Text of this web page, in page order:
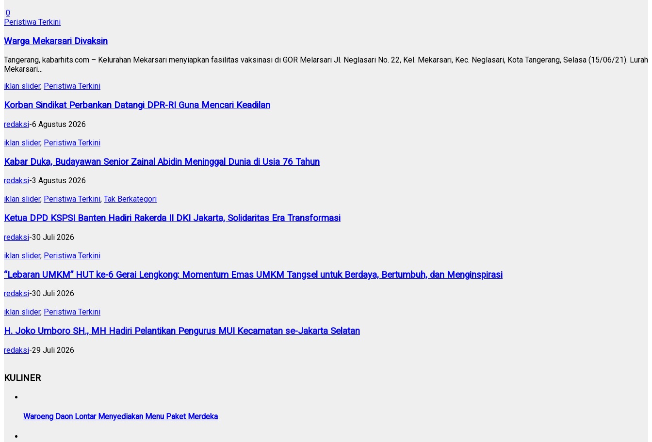
0
Peristiwa Terkini
Warga Mekarsari Divaksin
Tangerang, kabarhits.com – Kelurahan Mekarsari menyiapkan fasilitas vaksinasi di GOR Melarsari Jl. Neglasari No. 22, Kel. Mekarsari, Kec. Neglasari, Kota Tangerang, Selasa (15/06/21). Lurah
Mekarsari…
iklan slider, Peristiwa Terkini
Korban Sindikat Perbankan Datangi DPR-RI Guna Mencari Keadilan
redaksi-6 Agustus 2026
iklan slider, Peristiwa Terkini
Kabar Duka, Budayawan Senior Zainal Abidin Meninggal Dunia di Usia 76 Tahun
redaksi-3 Agustus 2026
iklan slider, Peristiwa Terkini, Tak Berkategori
Ketua DPD KSPSI Banten Hadiri Rakerda II DKI Jakarta, Solidaritas Era Transformasi
redaksi-30 Juli 2026
iklan slider, Peristiwa Terkini
“Lebaran UMKM” HUT ke-6 Gerai Lengkong: Momentum Emas UMKM Tangsel untuk Berdaya, Bertumbuh, dan Menginspirasi
redaksi-30 Juli 2026
iklan slider, Peristiwa Terkini
H. Joko Umboro SH., MH Hadiri Pelantikan Pengurus MUI Kecamatan se-Jakarta Selatan
redaksi-29 Juli 2026
KULINER
Waroeng Daon Lontar Menyediakan Menu Paket Merdeka